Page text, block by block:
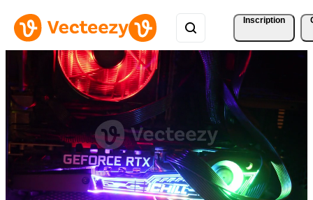
Inscription